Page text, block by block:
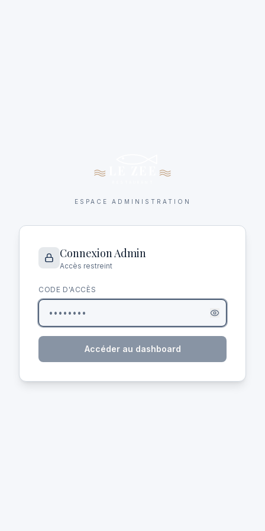
ESPACE ADMINISTRATION
Connexion Admin
Accès restreint
CODE D'ACCÈS
Accéder au dashboard